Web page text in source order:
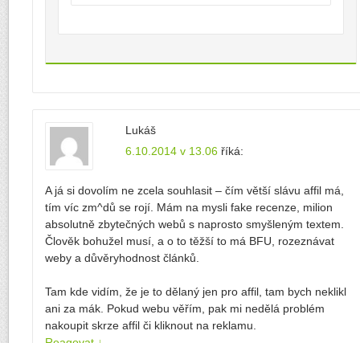
Lukáš
6.10.2014 v 13.06 říká:
A já si dovolím ne zcela souhlasit – čím větší slávu affil má,
tím víc zm^dů se rojí. Mám na mysli fake recenze, milion
absolutně zbytečných webů s naprosto smyšleným textem.
Člověk bohužel musí, a o to těžší to má BFU, rozeznávat
weby a důvěryhodnost článků.
Tam kde vidím, že je to dělaný jen pro affil, tam bych neklikl
ani za mák. Pokud webu věřím, pak mi nedělá problém
nakoupit skrze affil či kliknout na reklamu.